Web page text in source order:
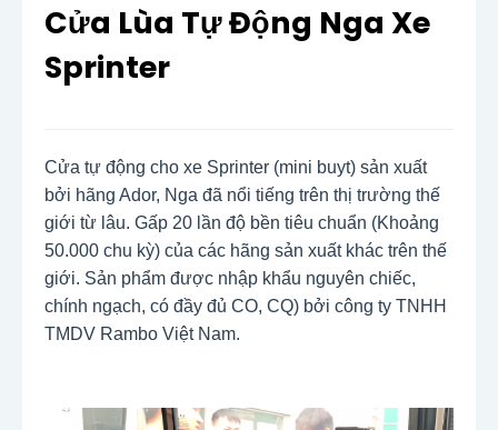
Cửa Lùa Tự Động Nga Xe
Sprinter
Cửa tự động cho xe Sprinter (mini buyt) sản xuất
bởi hãng Ador, Nga đã nổi tiếng trên thị trường thế
giới từ lâu. Gấp 20 lần độ bền tiêu chuẩn (Khoảng
50.000 chu kỳ) của các hãng sản xuất khác trên thế
giới. Sản phẩm được nhập khẩu nguyên chiếc,
chính ngạch, có đầy đủ CO, CQ) bởi công ty TNHH
TMDV Rambo Việt Nam.